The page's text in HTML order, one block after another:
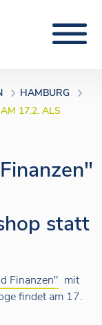
HAMBURG
17.2. ALS
statt
Finanzen" mit
findet am 17.